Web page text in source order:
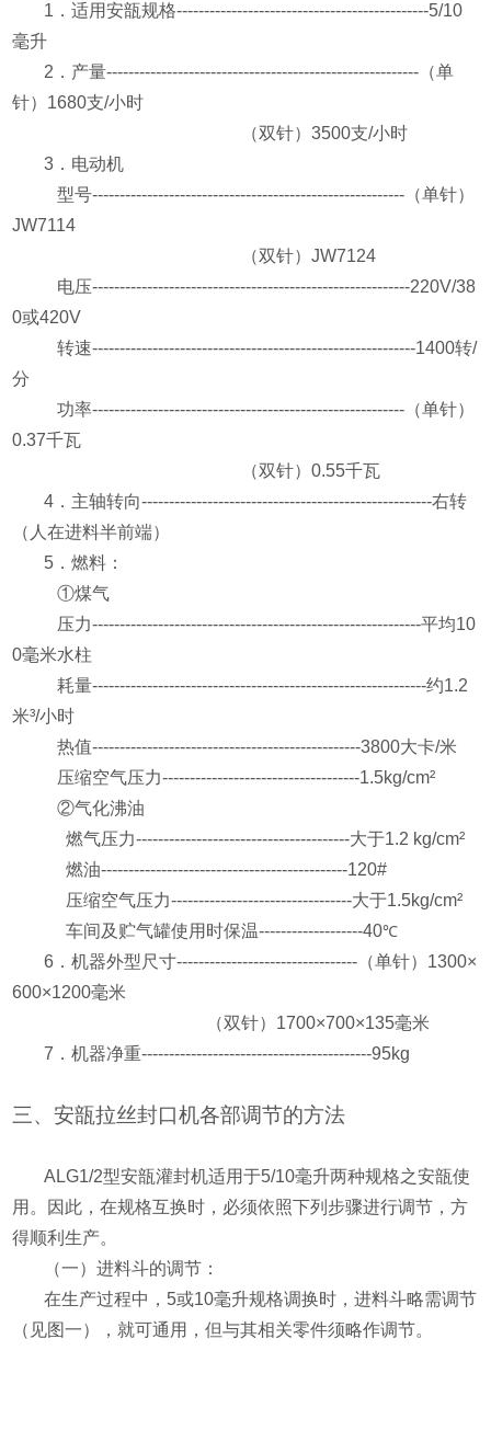
1 ．适用安瓿规格----------------------------------------------5/10
毫升
2 ．产量--------------------------------------------------------- （单
针） 1680支/小时
（双针）3500支/小时
3 ．电动机
型号--------------------------------------------------------- （单针）
JW7114
（双针）JW7124
电压----------------------------------------------------------220V/38
0或420V
转速-----------------------------------------------------------1400转/
分
功率--------------------------------------------------------- （单针）
0.37千瓦
（双针）0.55千瓦
4 ．主轴转向-----------------------------------------------------右转
（人在进料半前端）
5 ．燃料：
①煤气
压力------------------------------------------------------------平均10
0毫米水柱
耗量-------------------------------------------------------------约1.2
米³/小时
热值-------------------------------------------------3800大卡/米
压缩空气压力------------------------------------1.5kg/cm²
②气化沸油
燃气压力---------------------------------------大于1.2 kg/cm²
燃油---------------------------------------------120#
压缩空气压力---------------------------------大于1.5kg/cm²
车间及贮气罐使用时保温-------------------40℃
6 ．机器外型尺寸--------------------------------- （单针） 1300×
600×1200毫米
（双针） 1700×700×135毫米
7 ．机器净重------------------------------------------95kg
三、安瓿拉丝封口机各部调节的方法
ALG1/2型安瓿灌封机适用于5/10毫升两种规格之安瓿使
用。因此，在规格互换时，必须依照下列步骤进行调节，方
得顺利生产。
（一）进料斗的调节：
在生产过程中， 5或10毫升规格调换时，进料斗略需调节
（见图一），就可通用，但与其相关零件须略作调节。